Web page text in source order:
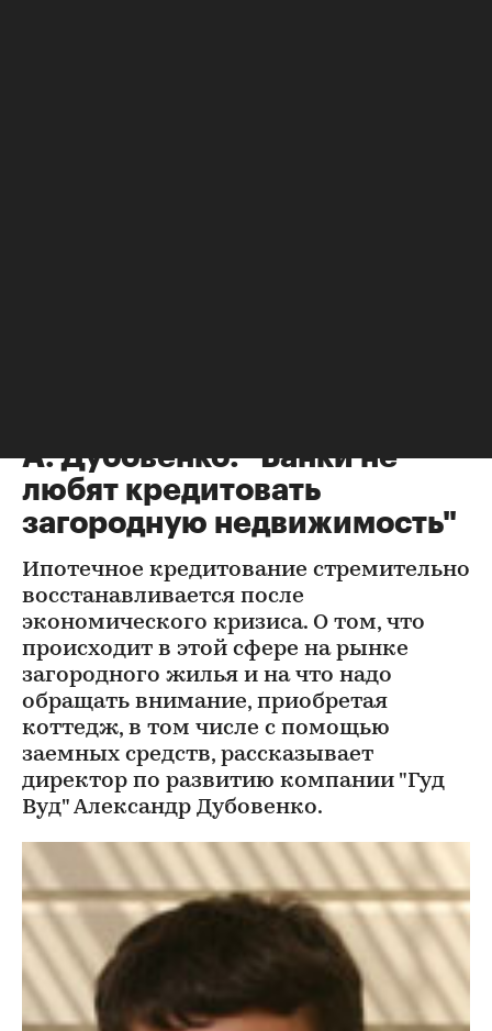
А. Дубовенко: "Банки не
любят кредитовать
загородную недвижимость"
Ипотечное кредитование стремительно
восстанавливается после
экономического кризиса. О том, что
происходит в этой сфере на рынке
загородного жилья и на что надо
обращать внимание, приобретая
коттедж, в том числе с помощью
заемных средств, рассказывает
директор по развитию компании "Гуд
Вуд" Александр Дубовенко.